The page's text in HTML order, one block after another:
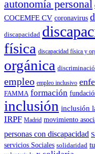
autonomía personal
COCEMFE CV coronavirus
discapacidad
física discapacidad física y
orgánica
empleo empleo inclusivo
FAMMA formación
inclusión inclusión
IRPF Madrid movimiento
personas con discapacidad
servicios Sociales solidaridad